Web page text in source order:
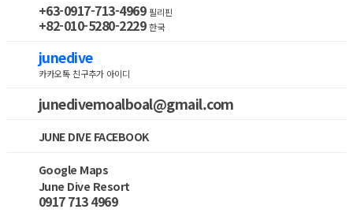
+63-0917-713-4969 필리핀
+82-010-5280-2229 한국
junedive
카카오톡 친구추가 아이디
junedivemoalboal@gmail.com
JUNE DIVE FACEBOOK
Google Maps
June Dive Resort
0917 713 4969